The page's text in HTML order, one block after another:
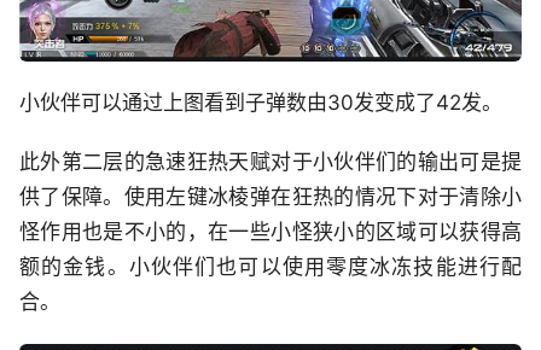
小伙伴可以通过上图看到子弹数由30发变成了42发。
此外第二层的急速狂热天赋对于小伙伴们的输出可是提
供了保障。使用左键冰棱弹在狂热的情况下对于清除小
怪作用也是不小的，在一些小怪狭小的区域可以获得高
额的金钱。小伙伴们也可以使用零度冰冻技能进行配
合。